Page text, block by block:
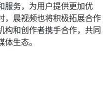
服务，为用户提供更加优
，晨视频也将积极拓展合作
构和创作者携手合作，共同
生态。